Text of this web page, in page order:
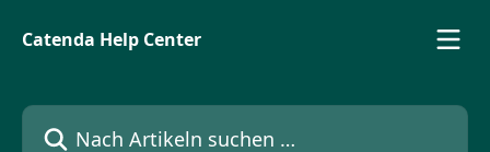
Catenda Help Center
Nach Artikeln suchen …